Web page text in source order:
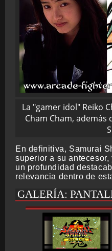
La "gamer idol" Reiko
Cham Cham, además
En definitiva, Samurai
superior a su
un profundidad
relevancia dentro de
GALERÍA: